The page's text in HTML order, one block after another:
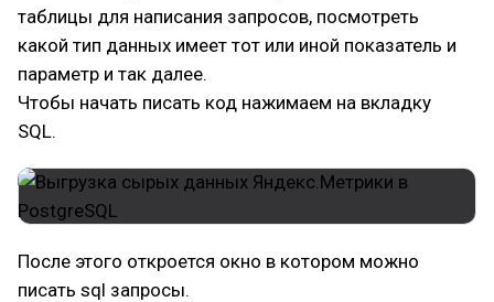
таблицы для написания запросов, посмотреть
какой тип данных имеет тот или иной показатель и
параметр и так далее.
Чтобы начать писать код нажимаем на вкладку
SQL.
После этого откроется окно в котором можно
писать sql запросы.